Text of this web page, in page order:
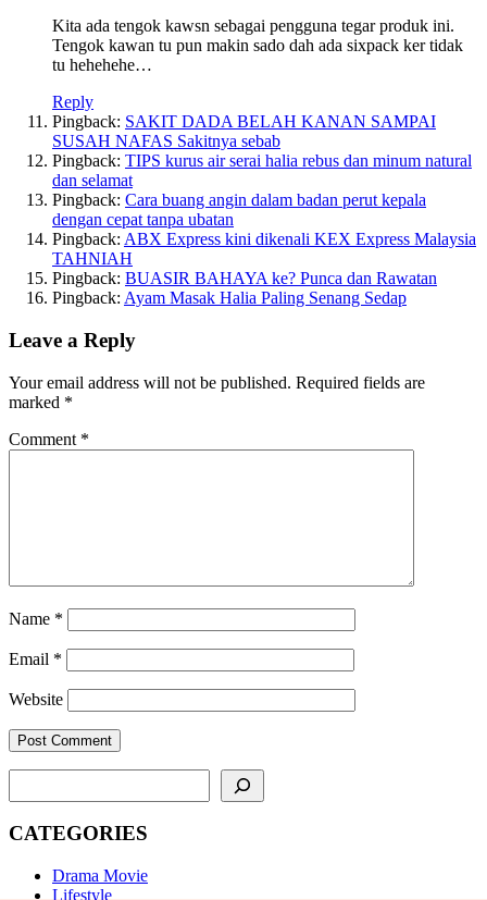
Kita ada tengok kawsn sebagai pengguna tegar produk ini.
Tengok kawan tu pun makin sado dah ada sixpack ker tidak
tu hehehehe…
Reply
Pingback: SAKIT DADA BELAH KANAN SAMPAI
SUSAH NAFAS Sakitnya sebab
Pingback: TIPS kurus air serai halia rebus dan minum natural
dan selamat
Pingback: Cara buang angin dalam badan perut kepala
dengan cepat tanpa ubatan
Pingback: ABX Express kini dikenali KEX Express Malaysia
TAHNIAH
Pingback: BUASIR BAHAYA ke? Punca dan Rawatan
Pingback: Ayam Masak Halia Paling Senang Sedap
Leave a Reply
Your email address will not be published. Required fields are
marked *
Comment *
Name *
Email *
Website
CATEGORIES
Drama Movie
Lifestyle